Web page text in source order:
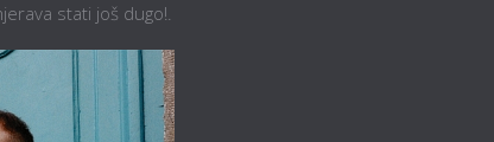
stati još dugo!.